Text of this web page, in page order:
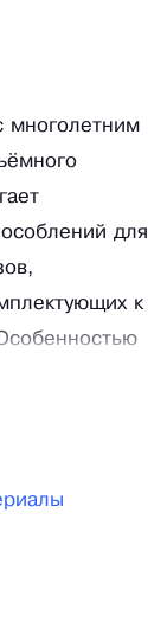
многолетним
для
к
сбыта и